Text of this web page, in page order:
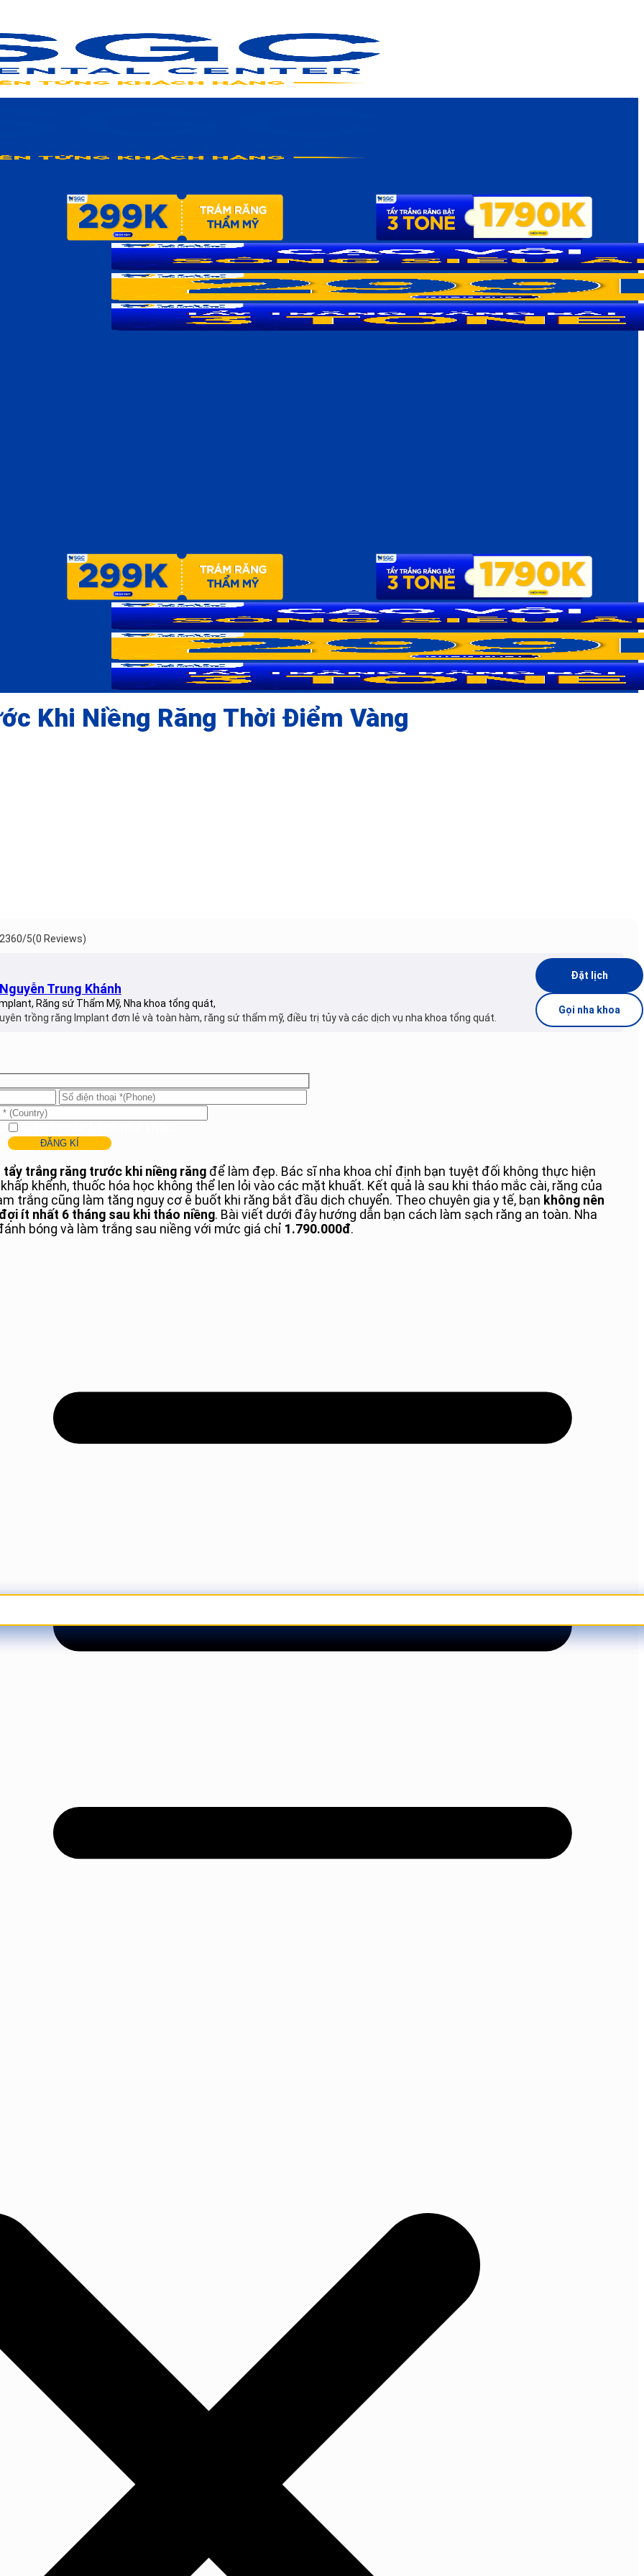
Khi Niềng Răng Thời Điểm Vàng
0/5(0 Reviews)
Trung Khánh
Răng sứ Thẩm Mỹ, Nha khoa tổng quát,
trồng răng Implant đơn lẻ và toàn hàm, răng sứ thẩm mỹ, điều trị tủy và các dịch vụ nha khoa tổng quát.
Đặt lịch
Gọi nha khoa
tẩy trắng răng trước khi niềng răngđể làm đẹp. Bác sĩ nha khoa chỉ định bạn tuyệt đối không thực hiện
khểnh, thuốc hóa học không thể len lỏi vào các mặt khuất. Kết quả là sau khi tháo mắc cài, răng của
trắng cũng làm tăng nguy cơ ê buốt khi răng bắt đầu dịch chuyển. Theo chuyên gia y tế, bạn không nên
ít nhất 6 tháng sau khi tháo niềng. Bài viết dưới đây hướng dẫn bạn cách làm sạch răng an toàn. Nha
bóng và làm trắng sau niềng với mức giá chỉ 1.790.000đ.